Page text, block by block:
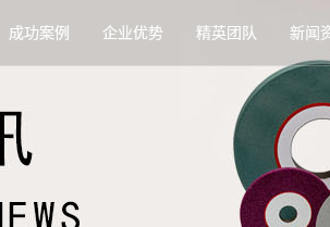
成功案例 企业优势 精英团队 新闻